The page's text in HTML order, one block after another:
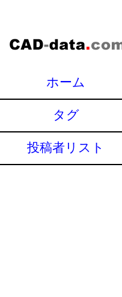
ホーム
タグ
投稿者リスト